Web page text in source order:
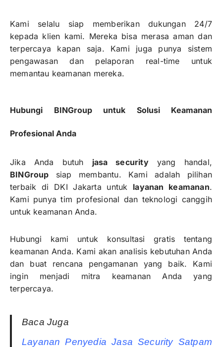
Kami selalu siap memberikan dukungan 24/7
kepada klien kami. Mereka bisa merasa aman dan
terpercaya kapan saja. Kami juga punya sistem
pengawasan dan pelaporan real-time untuk
memantau keamanan mereka.
Hubungi BINGroup untuk Solusi Keamanan
Profesional Anda
Jika Anda butuh jasa securityyang handal,
BINGroup siap membantu. Kami adalah pilihan
terbaik di DKI Jakarta untuk layanan keamanan.
Kami punya tim profesional dan teknologi canggih
untuk keamanan Anda.
Hubungi kami untuk konsultasi gratis tentang
keamanan Anda. Kami akan analisis kebutuhan Anda
dan buat rencana pengamanan yang baik. Kami
ingin menjadi mitra keamanan Anda yang
terpercaya.
Baca Juga
Layanan Penyedia Jasa Security Satpam